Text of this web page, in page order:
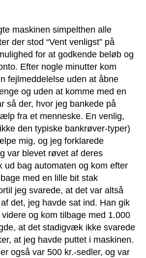
maskinen simpelthen alle
der stod “Vent venligst” på
for at godkende beløb og
Efter nogle minutter kom
fejlmeddelelse uden at åbne
og uden at komme med en
så der, hvor jeg bankede på
fra et menneske. En venlig,
den typiske bankrøver-typer)
mig, og jeg forklarede
var blevet røvet af deres
ud bag automaten og kom efter
med en lille bit stak
jeg svarede, at det var altså
det, jeg havde sat ind. Han gik
og kom tilbage med 1.000
at det stadigvæk ikke svarede
at jeg havde puttet i maskinen.
også var 500 kr.-sedler, og var